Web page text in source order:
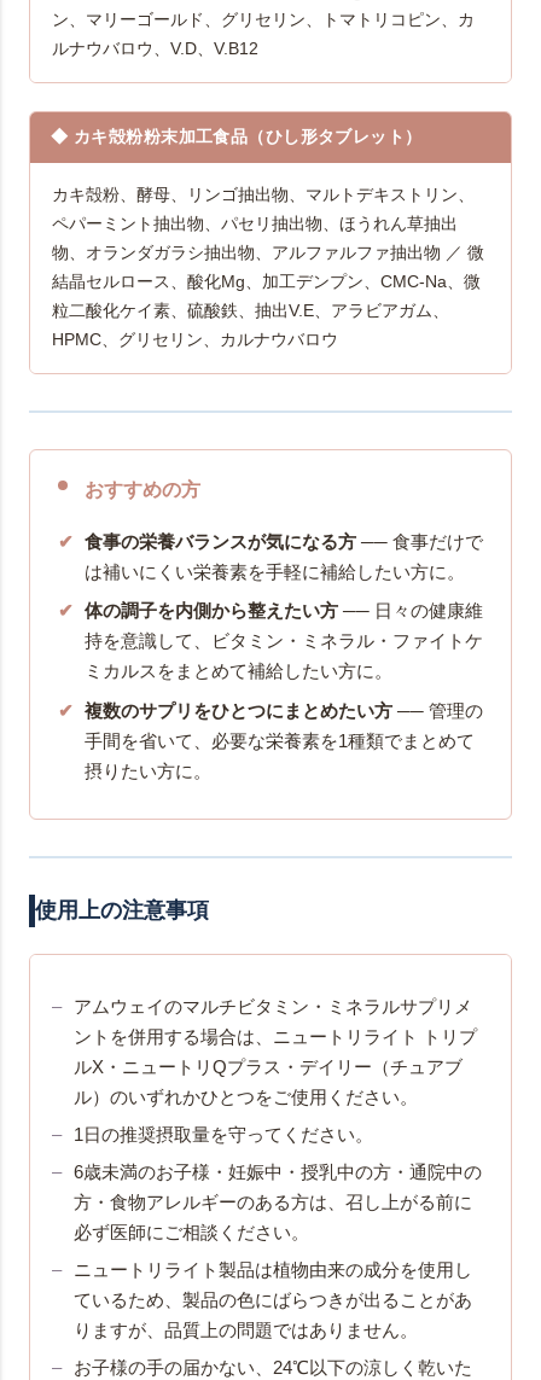
ン、マリーゴールド、グリセリン、トマトリコピン、カ
ルナウバロウ、V.D、V.B12
◆ カキ殻粉粉末加工食品（ひし形タブレット）
カキ殻粉、酵母、リンゴ抽出物、マルトデキストリン、
ペパーミント抽出物、パセリ抽出物、ほうれん草抽出
物、オランダガラシ抽出物、アルファルファ抽出物 ／ 微
結晶セルロース、酸化Mg、加工デンプン、CMC-Na、微
粒二酸化ケイ素、硫酸鉄、抽出V.E、アラビアガム、
HPMC、グリセリン、カルナウバロウ
おすすめの方
食事の栄養バランスが気になる方 ── 食事だけで
は補いにくい栄養素を手軽に補給したい方に。
体の調子を内側から整えたい方 ── 日々の健康維
持を意識して、ビタミン・ミネラル・ファイトケ
ミカルスをまとめて補給したい方に。
複数のサプリをひとつにまとめたい方 ── 管理の
手間を省いて、必要な栄養素を1種類でまとめて
摂りたい方に。
使用上の注意事項
アムウェイのマルチビタミン・ミネラルサプリメ
ントを併用する場合は、ニュートリライト トリプ
ルX・ニュートリQプラス・デイリー（チュアブ
ル）のいずれかひとつをご使用ください。
1日の推奨摂取量を守ってください。
6歳未満のお子様・妊娠中・授乳中の方・通院中の
方・食物アレルギーのある方は、召し上がる前に
必ず医師にご相談ください。
ニュートリライト製品は植物由来の成分を使用し
ているため、製品の色にばらつきが出ることがあ
りますが、品質上の問題ではありません。
お子様の手の届かない、24℃以下の涼しく乾いた